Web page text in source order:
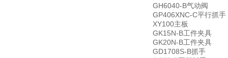
GH6040-B气动阀
GP406XNC-C平行抓手
XY100主板
GK15N-B工件夹具
GK20N-B工件夹具
GD1708S-B抓手